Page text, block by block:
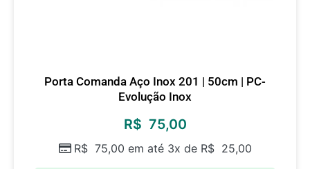
Porta Comanda Aço Inox 201 | 50cm | PC-
Evolução Inox
R$ 75,00
R$ 75,00 em até 3x de R$ 25,00